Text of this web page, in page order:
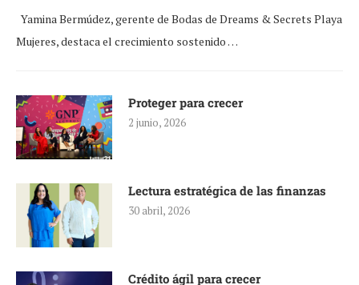
Yamina Bermúdez, gerente de Bodas de Dreams & Secrets Playa
Mujeres, destaca el crecimiento sostenido …
Proteger para crecer
2 junio, 2026
Lectura estratégica de las finanzas
30 abril, 2026
Crédito ágil para crecer